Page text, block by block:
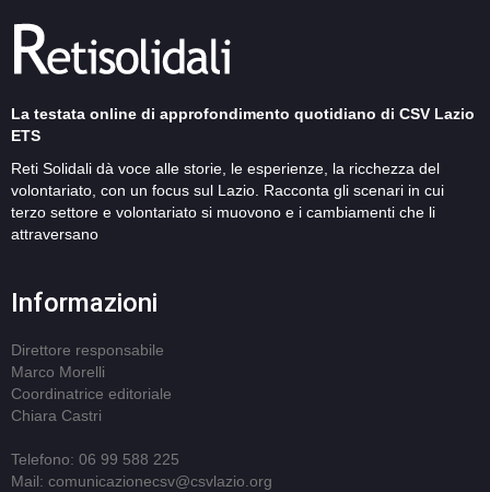
La testata online di approfondimento quotidiano di CSV Lazio
ETS
Reti Solidali dà voce alle storie, le esperienze, la ricchezza del
volontariato, con un focus sul Lazio. Racconta gli scenari in cui
terzo settore e volontariato si muovono e i cambiamenti che li
attraversano
Informazioni
Direttore responsabile
Marco Morelli
Coordinatrice editoriale
Chiara Castri
Telefono: 06 99 588 225
Mail: comunicazionecsv@csvlazio.org